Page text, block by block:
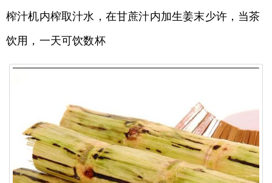
榨汁机内榨取汁水，在甘蔗汁内加生姜末少许，当茶
饮用，一天可饮数杯